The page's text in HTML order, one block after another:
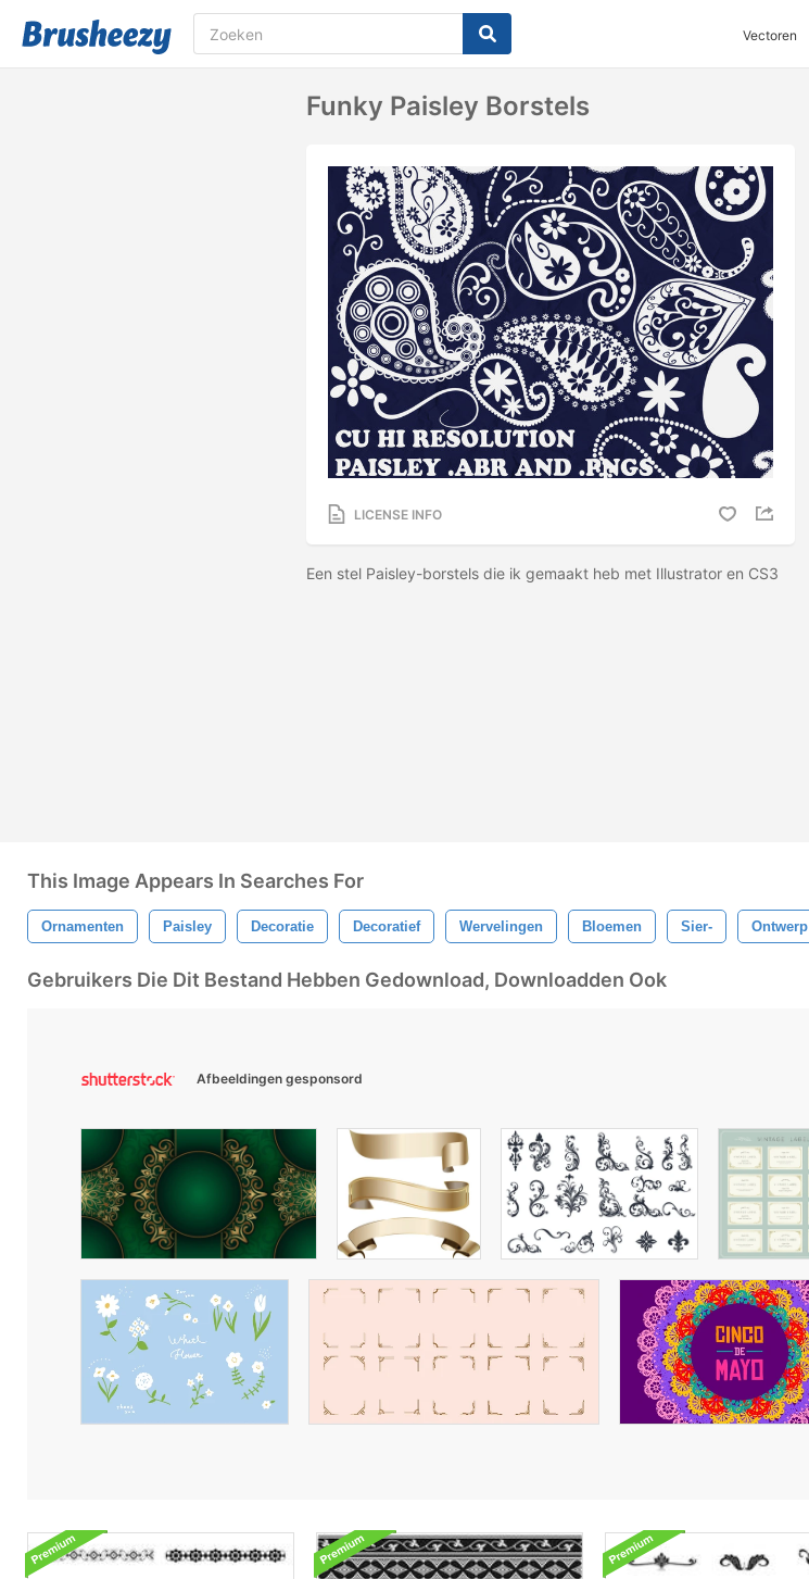
Vectoren
Funky Paisley Borstels
LICENSE INFO
Een stel Paisley-borstels die ik gemaakt heb met Illustrator en CS3
This Image Appears In Searches For
Ornamenten Paisley Decoratie Decoratief Wervelingen Bloemen Sier- Ontwerp
Gebruikers Die Dit Bestand Hebben Gedownload, Downloadden Ook
Afbeeldingen gesponsord